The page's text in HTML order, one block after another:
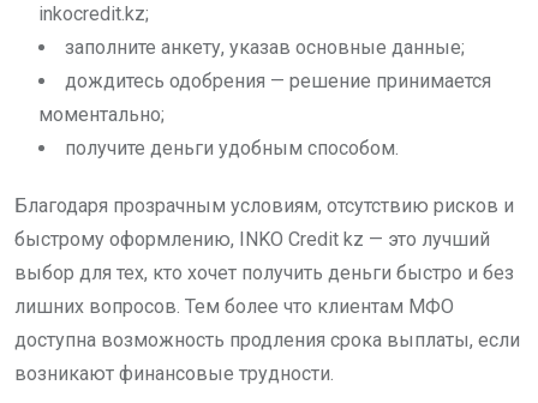
inkocredit.kz;
заполните анкету, указав основные данные;
дождитесь одобрения — решение принимается
моментально;
получите деньги удобным способом.
Благодаря прозрачным условиям, отсутствию рисков и
быстрому оформлению, INKO Credit kz — это лучший
выбор для тех, кто хочет получить деньги быстро и без
лишних вопросов. Тем более что клиентам МФО
доступна возможность продления срока выплаты, если
возникают финансовые трудности.